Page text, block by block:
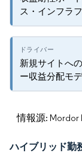
ス・インフラ
新規サイトへ
ー収益分配モ
情報源: Mordor
ハイブリッド勤